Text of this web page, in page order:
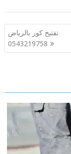
تفتيح كور بالرياض
0543219758